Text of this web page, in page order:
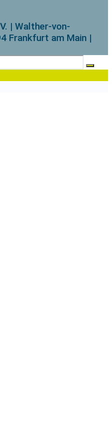
| Walther-von-
Frankfurt am Main |